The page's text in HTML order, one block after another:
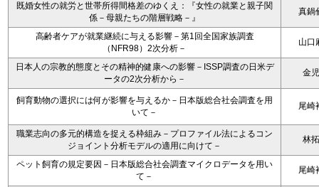
既婚女性の就労と世帯所得間格差のゆくえ：『女性の就業と親子関
係－母親たちの階層戦略－』
真鍋
高齢者ケアが就業継続に与える影響－第1回全国家族調査
（NFR98）2次分析－
山口
日本人の宗教的態度とその精神的健康への影響－ISSP調査の日米デ
ータの2次分析から－
金
飼育動物の選択には何が影響を与えるか－日本版総合社会調査を用
いて－
尾崎
職業志向の多元的構造を捉える枠組み－プロファイル法によるコン
ジョイント分析モデルの適用に向けて－
林
ペット飼育の規定要因－日本版総合社会調査マイクロデータを用い
て－
尾崎